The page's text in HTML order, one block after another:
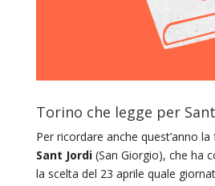
Torino che legge per
Per ricordare anche quest’anno
Sant Jordi(San Giorgio), che ha
la scelta del 23 aprile quale